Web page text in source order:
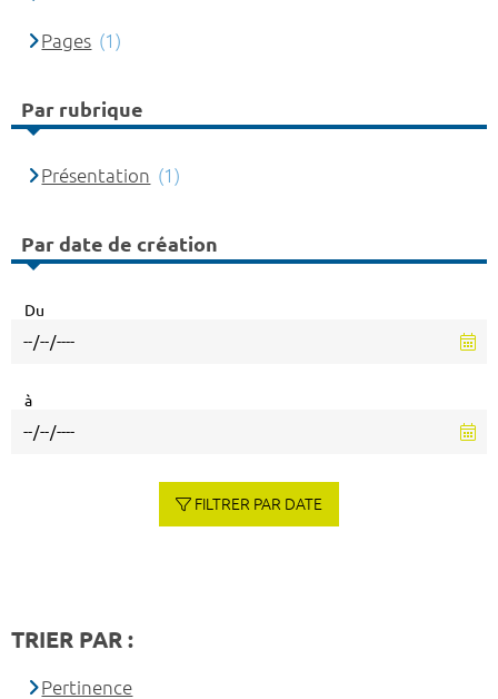
Pages (1)
Par rubrique
Présentation (1)
Par date de création
Du
à
FILTRER PAR DATE
TRIER PAR :
Pertinence